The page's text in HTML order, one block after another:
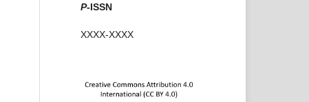
P-ISSN
XXXX-XXXX